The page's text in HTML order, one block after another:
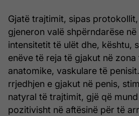
Gjatë trajtimit, sipas
gjeneron valë shpërndarëse
intensitetit të ulët dhe, kështu,
enëve të reja të gjakut në
anatomike, vaskulare të
rrjedhjen e gjakut në penis,
natyral të trajtimit, gjë që
pozitivisht në aftësinë për të